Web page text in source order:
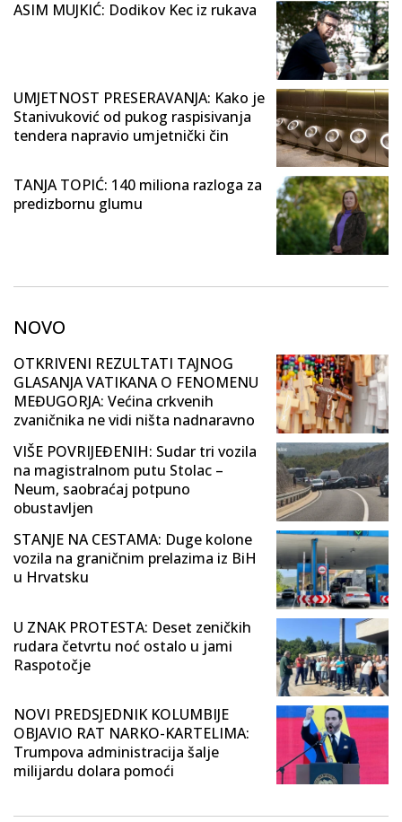
ASIM MUJKIĆ: Dodikov Kec iz rukava
UMJETNOST PRESERAVANJA: Kako je
Stanivuković od pukog raspisivanja
tendera napravio umjetnički čin
TANJA TOPIĆ: 140 miliona razloga za
predizbornu glumu
NOVO
OTKRIVENI REZULTATI TAJNOG
GLASANJA VATIKANA O FENOMENU
MEĐUGORJA: Većina crkvenih
zvaničnika ne vidi ništa nadnaravno
VIŠE POVRIJEĐENIH: Sudar tri vozila
na magistralnom putu Stolac –
Neum, saobraćaj potpuno
obustavljen
STANJE NA CESTAMA: Duge kolone
vozila na graničnim prelazima iz BiH
u Hrvatsku
U ZNAK PROTESTA: Deset zeničkih
rudara četvrtu noć ostalo u jami
Raspotočje
NOVI PREDSJEDNIK KOLUMBIJE
OBJAVIO RAT NARKO-KARTELIMA:
Trumpova administracija šalje
milijardu dolara pomoći